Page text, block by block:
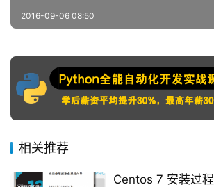
2016-09-06 08:50
相关推荐
Centos 7 安装过程